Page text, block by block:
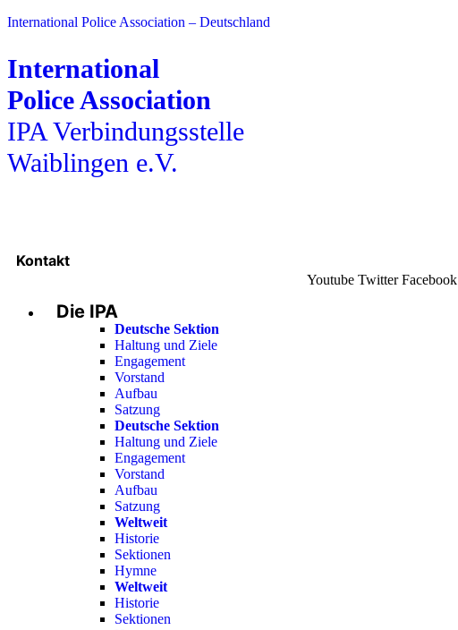
International Police Association – Deutschland
International
Police Association
IPA Verbindungsstelle
Waiblingen e.V.
Kontakt
Youtube Twitter Facebook
Die IPA
Deutsche Sektion
Haltung und Ziele
Engagement
Vorstand
Aufbau
Satzung
Deutsche Sektion
Haltung und Ziele
Engagement
Vorstand
Aufbau
Satzung
Weltweit
Historie
Sektionen
Hymne
Weltweit
Historie
Sektionen